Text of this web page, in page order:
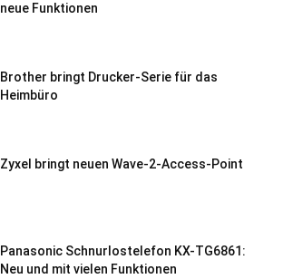
neue Funktionen
Brother bringt Drucker-Serie für das
Heimbüro
Zyxel bringt neuen Wave-2-Access-Point
Panasonic Schnurlostelefon KX-TG6861:
Neu und mit vielen Funktionen